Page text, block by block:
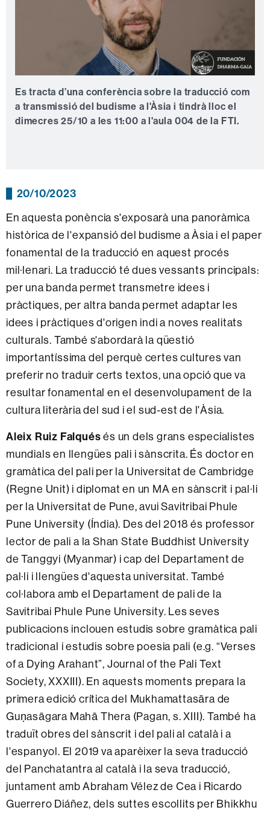
Es tracta d’una conferència sobre la traducció com
a transmissió del budisme a l'Àsia i tindrà lloc el
dimecres 25/10 a les 11:00 a l'aula 004 de la FTI.
20/10/2023
En aquesta ponència s'exposarà una panoràmica
històrica de l'expansió del budisme a Àsia i el paper
fonamental de la traducció en aquest procés
mil·lenari. La traducció té dues vessants principals:
per una banda permet transmetre idees i
pràctiques, per altra banda permet adaptar les
idees i pràctiques d'origen indi a noves realitats
culturals. També s'abordarà la qüestió
importantíssima del perquè certes cultures van
preferir no traduir certs textos, una opció que va
resultar fonamental en el desenvolupament de la
cultura literària del sud i el sud-est de l'Àsia.
Aleix Ruiz Falquésés un dels grans especialistes
mundials en llengües pali i sànscrita. És doctor en
gramàtica del pali per la Universitat de Cambridge
(Regne Unit) i diplomat en un MA en sànscrit i pal·li
per la Universitat de Pune, avui Savitribai Phule
Pune University (Índia). Des del 2018 és professor
lector de pali a la Shan State Buddhist University
de Tanggyi (Myanmar) i cap del Departament de
pal·li i llengües d'aquesta universitat. També
col·labora amb el Departament de pali de la
Savitribai Phule Pune University. Les seves
publicacions inclouen estudis sobre gramàtica pali
tradicional i estudis sobre poesia pali (e.g. “Verses
of a Dying Arahant”, Journal of the Pali Text
Society, XXXIII). En aquests moments prepara la
primera edició crítica del Mukhamattasāra de
Guṇasāgara Mahā Thera (Pagan, s. XIII). També ha
traduït obres del sànscrit i del pali al català i a
l'espanyol. El 2019 va aparèixer la seva traducció
del Panchatantra al català i la seva traducció,
juntament amb Abraham Vélez de Cea i Ricardo
Guerrero Diáñez, dels suttes escollits per Bhikkhu